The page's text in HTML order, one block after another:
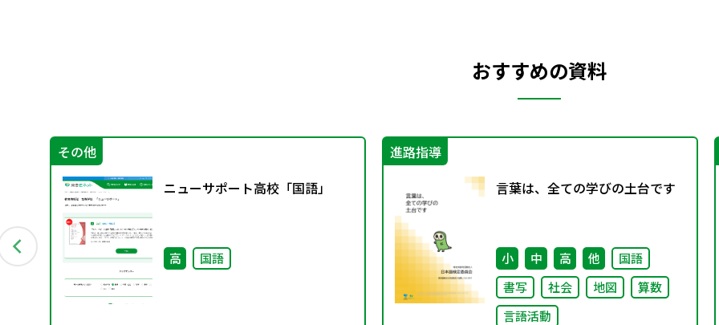
おすすめの資料
その他
ニューサポート高校「国語」
高 国語
進路指導
言葉は、全ての学びの土台です
小 中 高 他
国語
書写
社会 地図
算数
言語活動